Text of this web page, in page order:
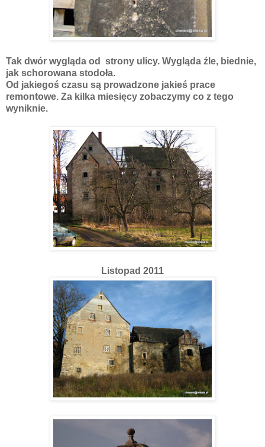
Tak dwór wygląda od strony ulicy. Wygląda źle, biednie,
jak schorowana stodoła.
Od jakiegoś czasu są prowadzone jakieś prace
remontowe. Za kilka miesięcy zobaczymy co z tego
wyniknie.
Listopad 2011